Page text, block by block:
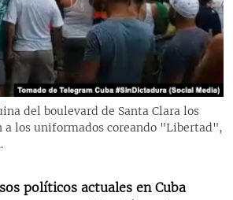
VIVIENDA EN CUBA
del boulevard de Santa Clara los
a los uniformados coreando "Libertad",
políticos actuales en Cuba